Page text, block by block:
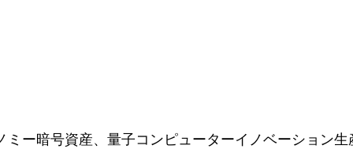
ー暗号資産、量子コンピューターイノベーション